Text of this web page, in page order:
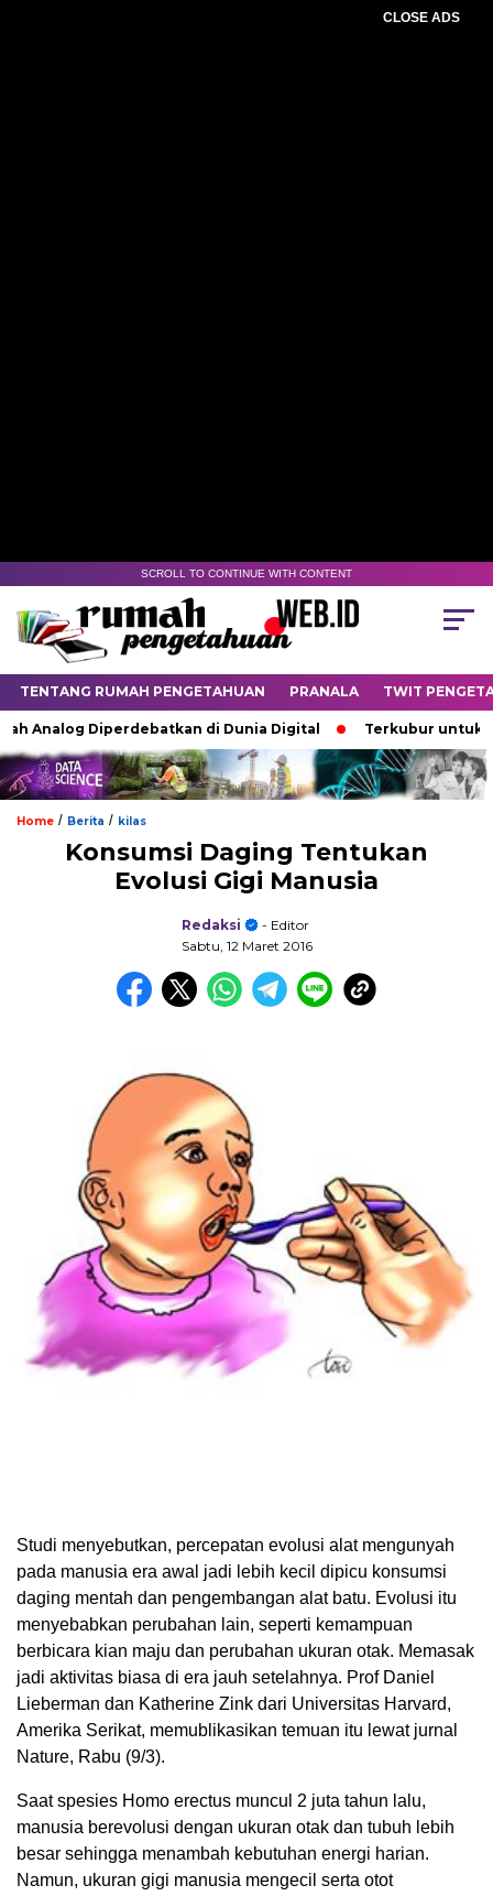
CLOSE ADS
SCROLL TO CONTINUE WITH CONTENT
TENTANG RUMAH PENGETAHUAN PRANALA TWIT
Diperdebatkan di Dunia Digital Terkubur untuk
Home / Berita / kilas
Konsumsi Daging Tentukan
Evolusi Gigi Manusia
Redaksi
- Editor
Sabtu, 12 Maret 2016
Studi menyebutkan, percepatan evolusi alat mengunyah
pada manusia era awal jadi lebih kecil dipicu konsumsi
daging mentah dan pengembangan alat batu. Evolusi itu
menyebabkan perubahan lain, seperti kemampuan
berbicara kian maju dan perubahan ukuran otak. Memasak
jadi aktivitas biasa di era jauh setelahnya. Prof Daniel
Lieberman dan Katherine Zink dari Universitas Harvard,
Amerika Serikat, memublikasikan temuan itu lewat jurnal
Nature, Rabu (9/3).
Saat spesies Homo erectus muncul 2 juta tahun lalu,
manusia berevolusi dengan ukuran otak dan tubuh lebih
besar sehingga menambah kebutuhan energi harian.
Namun, ukuran gigi manusia mengecil serta otot